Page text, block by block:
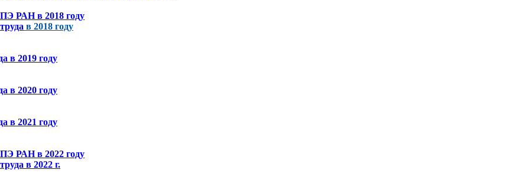
РАН в 2018 году
в 2018 году
в 2019 году
в 2020 году
в 2021 году
РАН в 2022 году
в 2022 г.